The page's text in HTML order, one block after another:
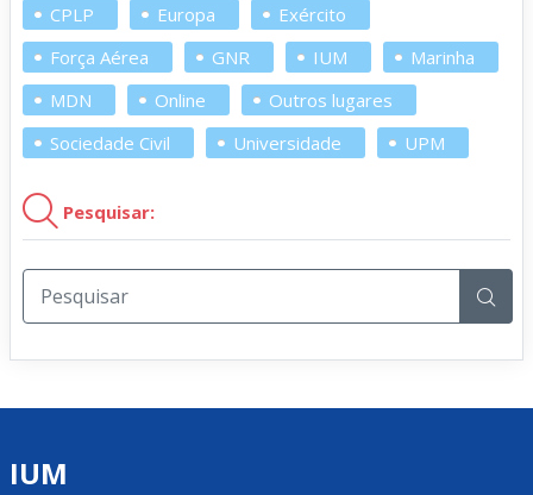
CPLP Europa
Exército
Força Aérea
GNR IUM
Marinha
MDN
Online
Outros lugares
Sociedade Civil
Universidade UPM
Pesquisar:
IUM